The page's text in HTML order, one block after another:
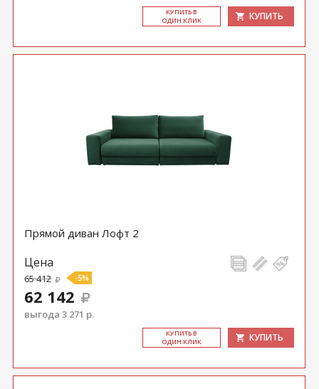
КУ­ПИТЬ В
ОДИН КЛИК
КУПИТЬ
Прямой диван Лофт 2
Цена
65 412 -5%
62 142
выгода 3 271 р.
КУ­ПИТЬ В
ОДИН КЛИК
КУПИТЬ